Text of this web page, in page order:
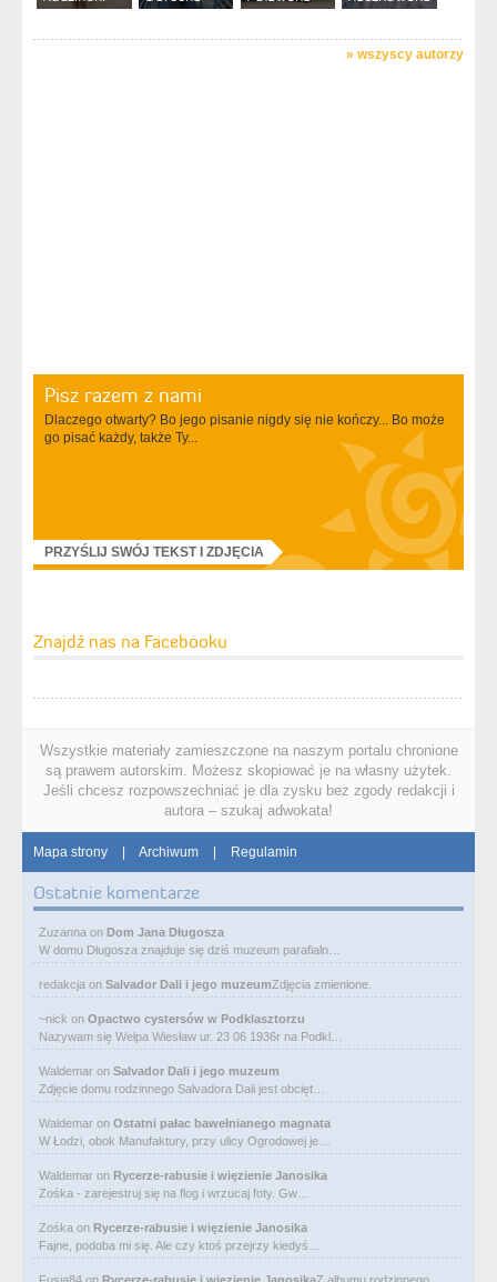
» wszyscy autorzy
Pisz razem z nami
Dlaczego otwarty? Bo jego pisanie nigdy się nie kończy... Bo może
go pisać każdy, także Ty...
PRZYŚLIJ SWÓJ TEKST I ZDJĘCIA
Znajdź nas na Facebooku
Wszystkie materiały zamieszczone na naszym portalu chronione
są prawem autorskim. Możesz skopiować je na własny użytek.
Jeśli chcesz rozpowszechniać je dla zysku bez zgody redakcji i
autora – szukaj adwokata!
Mapa strony | Archiwum | Regulamin
Ostatnie komentarze
Zuzanna on Dom Jana Długosza
W domu Długosza znajduje się dziś muzeum parafialn…
redakcja on Salvador Dali i jego muzeumZdjęcia zmienione.
~nick on Opactwo cystersów w Podklasztorzu
Nazywam się Wełpa Wiesław ur. 23 06 1936r na Podkl…
Waldemar on Salvador Dali i jego muzeum
Zdjęcie domu rodzinnego Salvadora Dali jest obcięt…
Waldemar on Ostatni pałac bawełnianego magnata
W Łodzi, obok Manufaktury, przy ulicy Ogrodowej je…
Waldemar on Rycerze-rabusie i więzienie Janosika
Zośka - zarejestruj się na flog i wrzucaj foty. Gw…
Zośka on Rycerze-rabusie i więzienie Janosika
Fajne, podoba mi się. Ale czy ktoś przejrzy kiedyś…